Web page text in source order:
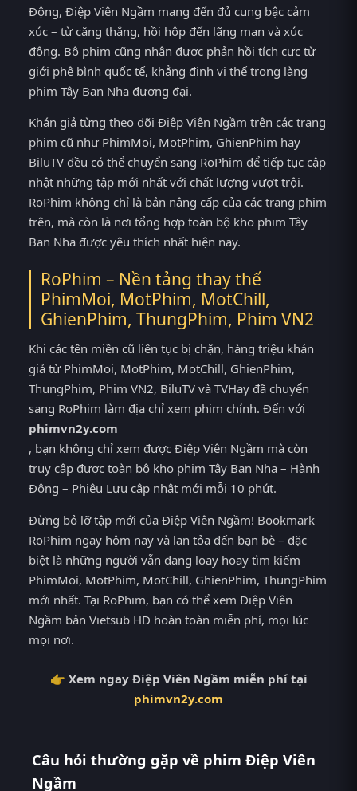
Động, Điệp Viên Ngầm mang đến đủ cung bậc cảm
xúc – từ căng thẳng, hồi hộp đến lãng mạn và xúc
động. Bộ phim cũng nhận được phản hồi tích cực từ
giới phê bình quốc tế, khẳng định vị thế trong làng
phim Tây Ban Nha đương đại.
Khán giả từng theo dõi Điệp Viên Ngầm trên các trang
phim cũ như PhimMoi, MotPhim, GhienPhim hay
BiluTV đều có thể chuyển sang RoPhim để tiếp tục cập
nhật những tập mới nhất với chất lượng vượt trội.
RoPhim không chỉ là bản nâng cấp của các trang phim
trên, mà còn là nơi tổng hợp toàn bộ kho phim Tây
Ban Nha được yêu thích nhất hiện nay.
RoPhim – Nền tảng thay thế
PhimMoi, MotPhim, MotChill,
GhienPhim, ThungPhim, Phim VN2
Khi các tên miền cũ liên tục bị chặn, hàng triệu khán
giả từ PhimMoi, MotPhim, MotChill, GhienPhim,
ThungPhim, Phim VN2, BiluTV và TVHay đã chuyển
sang RoPhim làm địa chỉ xem phim chính. Đến với
phimvn2y.com
, bạn không chỉ xem được Điệp Viên Ngầm mà còn
truy cập được toàn bộ kho phim Tây Ban Nha – Hành
Động – Phiêu Lưu cập nhật mới mỗi 10 phút.
Đừng bỏ lỡ tập mới của Điệp Viên Ngầm! Bookmark
RoPhim ngay hôm nay và lan tỏa đến bạn bè – đặc
biệt là những người vẫn đang loay hoay tìm kiếm
PhimMoi, MotPhim, MotChill, GhienPhim, ThungPhim
mới nhất. Tại RoPhim, bạn có thể xem Điệp Viên
Ngầm bản Vietsub HD hoàn toàn miễn phí, mọi lúc
mọi nơi.
👉 Xem ngay Điệp Viên Ngầm miễn phí tại
phimvn2y.com
Câu hỏi thường gặp về phim Điệp Viên
Ngầm